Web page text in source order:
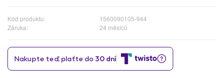
Kód produktu:
1560090105-944
Záruka:
24 měsíců